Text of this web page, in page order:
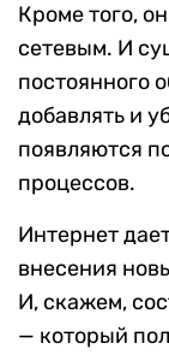
Кроме того,
сетевым. И
постоянного
добавлять и
появляются
процессов.
Интернет
внесения
И, скажем,
— который